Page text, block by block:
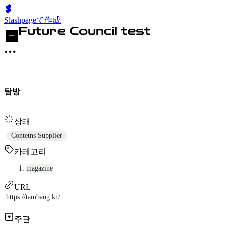
Slashpageで作成
탐방
상태
Contetns Supplier
카테고리
magazine
URL
https://tambang.kr/
주관